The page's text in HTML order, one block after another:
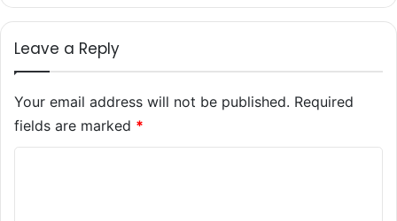
Leave a Reply
Your email address will not be published. Required
fields are marked *